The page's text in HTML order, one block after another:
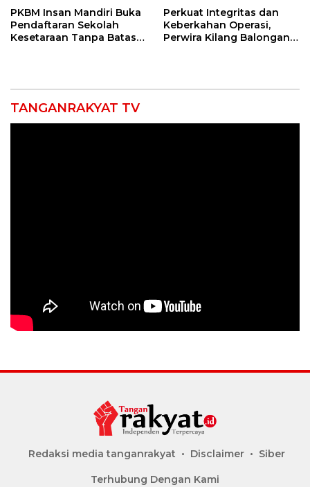
PKBM Insan Mandiri Buka
Pendaftaran Sekolah
Kesetaraan Tanpa Batas
Perkuat Integritas dan
Keberkahan Operasi,
Perwira Kilang Balongan
TANGANRAKYAT TV
Redaksi media tanganrakyat Disclaimer Siber
Terhubung Dengan Kami